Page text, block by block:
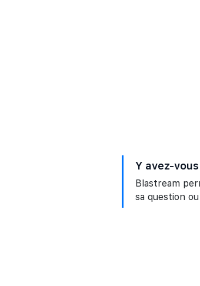
Y avez-
Blastream
sa question